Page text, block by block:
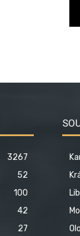
3267
52
100
42
27